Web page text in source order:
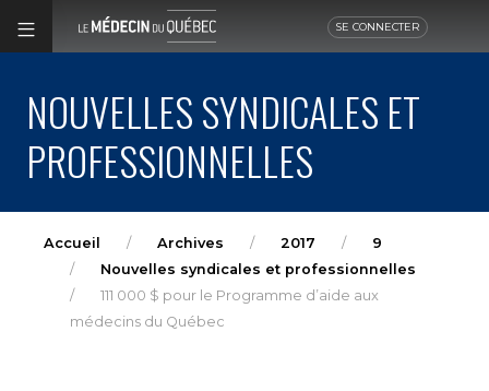
SE CONNECTER
NOUVELLES SYNDICALES ET
PROFESSIONNELLES
Accueil Archives 2017
9
Nouvelles syndicales et professionnelles
111 000 $ pour le Programme d’aide aux
médecins du Québec